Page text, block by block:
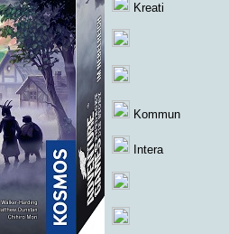
Kreati
Kommun
Intera